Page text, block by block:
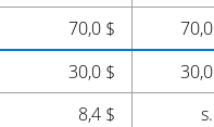
70,0 $
30,0 $
8,4 $